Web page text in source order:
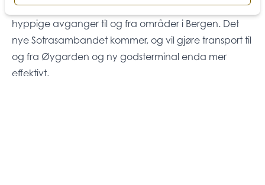
Det er kort avstand til nærmeste bussholdeplass med
hyppige avganger til og fra områder i Bergen. Det
nye Sotrasambandet kommer, og vil gjøre transport til
og fra Øygarden og ny godsterminal enda mer
effektivt.